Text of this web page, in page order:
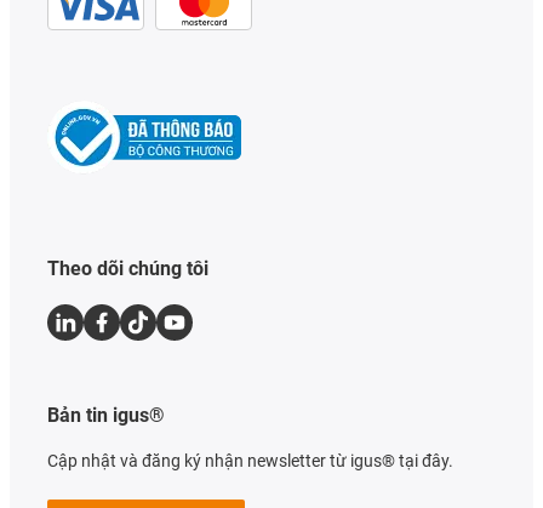
Theo dõi chúng tôi
Bản tin igus®
Cập nhật và đăng ký nhận newsletter từ igus® tại đây.